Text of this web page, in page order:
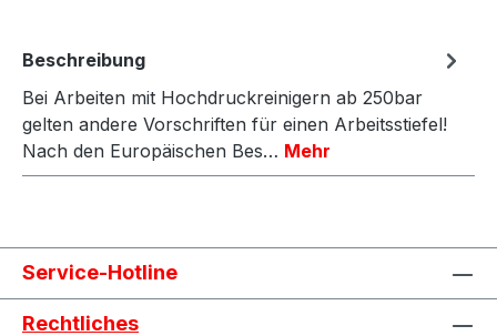
Beschreibung
Bei Arbeiten mit Hochdruckreinigern ab 250bar
gelten andere Vorschriften für einen Arbeitsstiefel!
Nach den Europäischen Bes… Mehr
Service-Hotline
Rechtliches